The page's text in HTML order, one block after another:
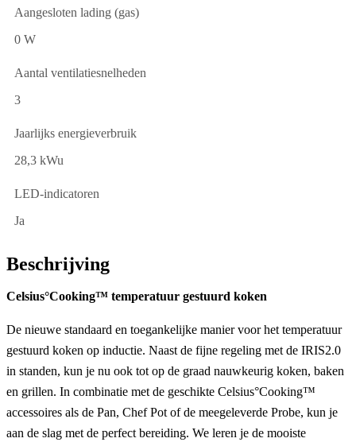
Aangesloten lading (gas)
0 W
Aantal ventilatiesnelheden
3
Jaarlijks energieverbruik
28,3 kWu
LED-indicatoren
Ja
Beschrijving
Celsius°Cooking™ temperatuur gestuurd koken
De nieuwe standaard en toegankelijke manier voor het temperatuur
gestuurd koken op inductie. Naast de fijne regeling met de IRIS2.0
in standen, kun je nu ook tot op de graad nauwkeurig koken, baken
en grillen. In combinatie met de geschikte Celsius°Cooking™
accessoires als de Pan, Chef Pot of de meegeleverde Probe, kun je
aan de slag met de perfect bereiding. We leren je de mooiste